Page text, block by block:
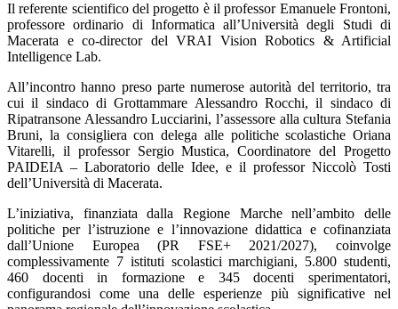
Il referente scientifico del progetto è il professor Emanuele Frontoni,
professore ordinario di Informatica all’Università degli Studi di
Macerata e co-director del VRAI Vision Robotics & Artificial
Intelligence Lab.
All’incontro hanno preso parte numerose autorità del territorio, tra
cui il sindaco di Grottammare Alessandro Rocchi, il sindaco di
Ripatransone Alessandro Lucciarini, l’assessore alla cultura Stefania
Bruni, la consigliera con delega alle politiche scolastiche Oriana
Vitarelli, il professor Sergio Mustica, Coordinatore del Progetto
PAIDEIA – Laboratorio delle Idee, e il professor Niccolò Tosti
dell’Università di Macerata.
L’iniziativa, finanziata dalla Regione Marche nell’ambito delle
politiche per l’istruzione e l’innovazione didattica e cofinanziata
dall’Unione Europea (PR FSE+ 2021/2027), coinvolge
complessivamente 7 istituti scolastici marchigiani, 5.800 studenti,
460 docenti in formazione e 345 docenti sperimentatori,
configurandosi come una delle esperienze più significative nel